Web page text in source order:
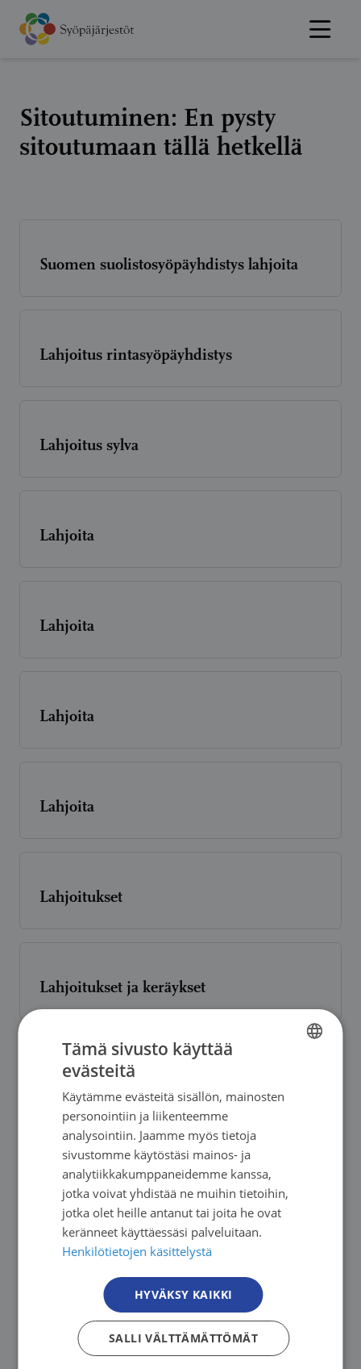
Hyppää
sisältöön
Sitoutuminen: En pysty
sitoutumaan tällä hetkellä
Suomen suolistosyöpäyhdistys lahjoita
Lahjoitus rintasyöpäyhdistys
Lahjoitus sylva
Lahjoita
Lahjoita
Lahjoita
Lahjoita
Lahjoitukset
Lahjoitukset ja keräykset
Lahjoita
Lahjoita
Tue Etelä-Suomen Syöpäyhdistyksen
FINNISH
Tämä sivusto käyttää
evästeitä
Käytämme evästeitä sisällön, mainosten
personointiin ja liikenteemme
analysointiin. Jaamme myös tietoja
sivustomme käytöstäsi mainos- ja
analytiikkakumppaneidemme kanssa,
jotka voivat yhdistää ne muihin tietoihin,
jotka olet heille antanut tai joita he ovat
keränneet käyttäessäsi palveluitaan.
Henkilötietojen käsittelystä
HYVÄKSY KAIKKI
SALLI VÄLTTÄMÄTTÖMÄT